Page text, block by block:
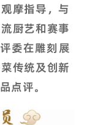
摩指导，与
厨艺和赛事
委在雕刻展
传统及创新
点评。